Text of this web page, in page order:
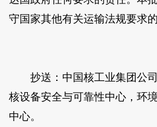
守国家其他有关运输法规要求的
抄送：中国核工业集团公司
核设备安全与可靠性中心，环
中心。